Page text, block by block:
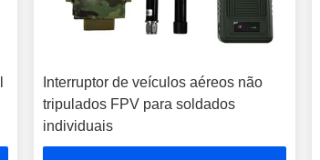
Interruptor de veículos aéreos não
tripulados FPV para soldados
individuais